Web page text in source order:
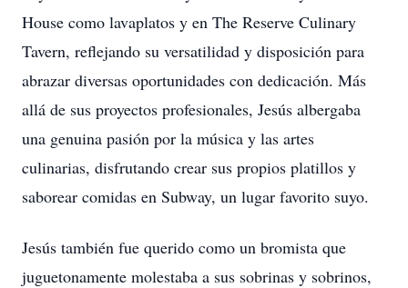
House como lavaplatos y en The Reserve Culinary
Tavern, reflejando su versatilidad y disposición para
abrazar diversas oportunidades con dedicación. Más
allá de sus proyectos profesionales, Jesús albergaba
una genuina pasión por la música y las artes
culinarias, disfrutando crear sus propios platillos y
saborear comidas en Subway, un lugar favorito suyo.
Jesús también fue querido como un bromista que
juguetonamente molestaba a sus sobrinas y sobrinos,